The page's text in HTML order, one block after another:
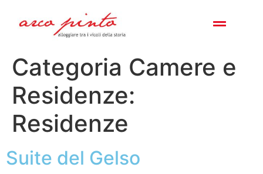
Categoria Camere e
Residenze:
Residenze
Suite del Gelso